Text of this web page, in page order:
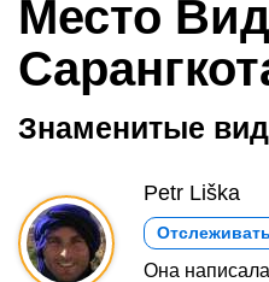
Место
Знаменитые
Petr Liška
Отслеживать
Она написала